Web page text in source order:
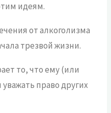
идеям.
от алкоголизма
трезвой жизни.
то, что ему (или
право других